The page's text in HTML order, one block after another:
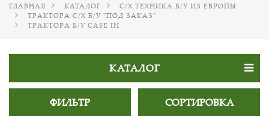
ГЛАВНАЯ КАТАЛОГ
С/Х ТЕХНИКА Б/У ИЗ ЕВРОПЫ
ТРАКТОРА С/Х Б/У "ПОД ЗАКАЗ"
ТРАКТОРА Б/У CASE IH
КАТАЛОГ
ФИЛЬТР СОРТИРОВКА